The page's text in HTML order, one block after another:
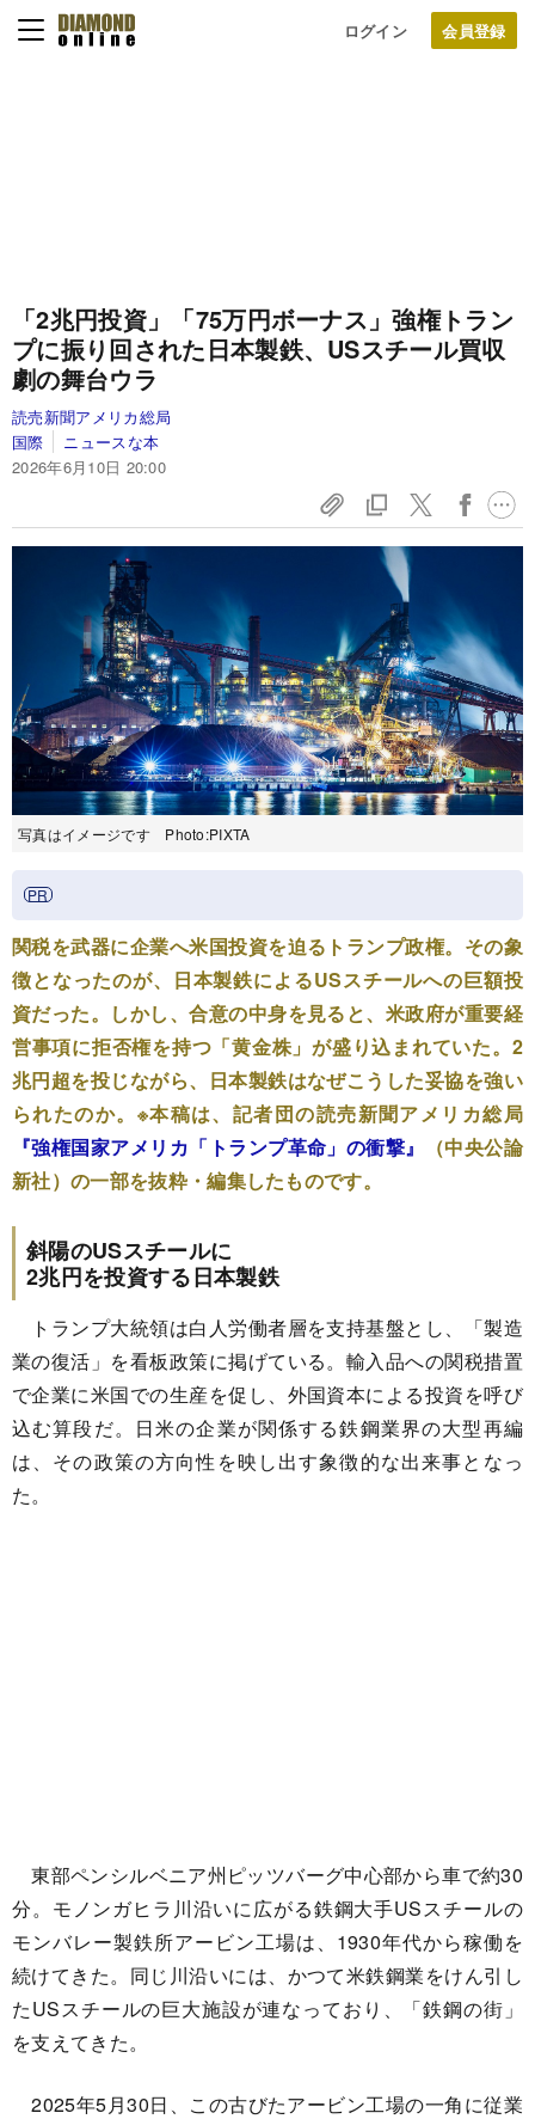
ログイン
「2兆円投資」「75万円ボーナス」強権トラン
プに振り回された日本製鉄、USスチール買収
劇の舞台ウラ
読売新聞アメリカ総局
国際
ニュースな本
2026年6月10日 20:00
写真はイメージです Photo:PIXTA
関税を武器に企業へ米国投資を迫るトランプ政権。その象
徴となったのが、日本製鉄によるUSスチールへの巨額投
資だった。しかし、合意の中身を見ると、米政府が重要経
営事項に拒否権を持つ「黄金株」が盛り込まれていた。2
兆円超を投じながら、日本製鉄はなぜこうした妥協を強い
られたのか。※本稿は、記者団の読売新聞アメリカ総局
『強権国家アメリカ「トランプ革命」の衝撃』
（中央公論
新社）の一部を抜粋・編集したものです。
斜陽のUSスチールに
2兆円を投資する日本製鉄
トランプ大統領は白人労働者層を支持基盤とし、「製造
業の復活」を看板政策に掲げている。輸入品への関税措置
で企業に米国での生産を促し、外国資本による投資を呼び
込む算段だ。日米の企業が関係する鉄鋼業界の大型再編
は、その政策の方向性を映し出す象徴的な出来事となっ
た。
東部ペンシルベニア州ピッツバーグ中心部から車で約30
分。モノンガヒラ川沿いに広がる鉄鋼大手USスチールの
モンバレー製鉄所アービン工場は、1930年代から稼働を
続けてきた。同じ川沿いには、かつて米鉄鋼業をけん引し
たUSスチールの巨大施設が連なっており、「鉄鋼の街」
を支えてきた。
2025年5月30日、この古びたアービン工場の一角に従業